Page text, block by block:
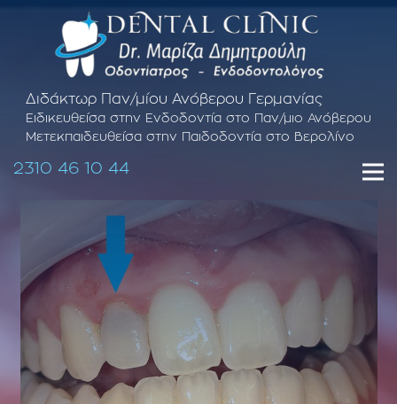
Διδάκτωρ Παν/μίου Ανόβερου Γερμανίας
Ειδικευθείσα στην Ενδοδοντία στο Παν/μιο Ανόβερου
Μετεκπαιδευθείσα στην Παιδοδοντία στο Βερολίνο
2310 46 10 44